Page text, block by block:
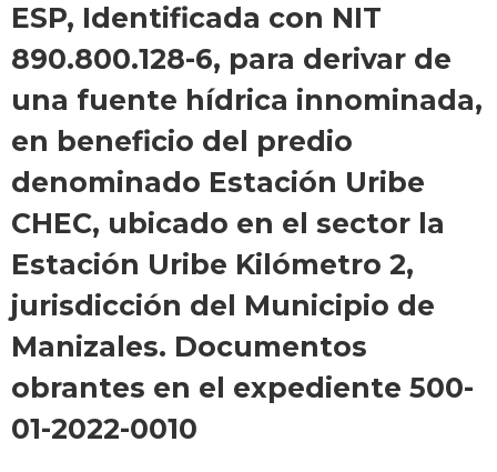
ESP, Identificada con NIT
890.800.128-6, para derivar de
una fuente hídrica innominada,
en beneficio del predio
denominado Estación Uribe
CHEC, ubicado en el sector la
Estación Uribe Kilómetro 2,
jurisdicción del Municipio de
Manizales. Documentos
obrantes en el expediente 500-
01-2022-0010